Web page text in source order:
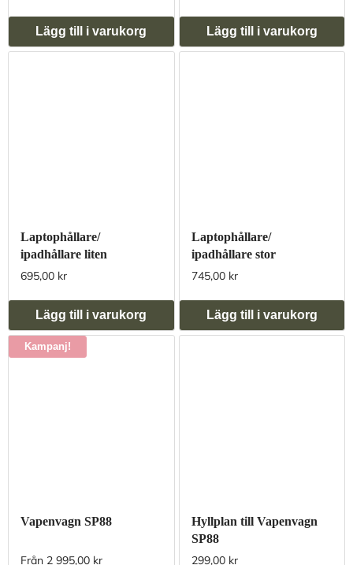
Lägg till i varukorg Lägg till i varukorg
Laptophållare/
ipadhållare liten
695,00 kr
Lägg till i varukorg
Laptophållare/
ipadhållare stor
745,00 kr
Lägg till i varukorg
Kampanj!
Vapenvagn SP88
Från 2 995,00 kr
Hyllplan till Vapenvagn
SP88
299,00 kr